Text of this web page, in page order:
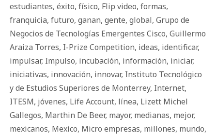
estudiantes, éxito, físico, Flip video, formas,
franquicia, futuro, ganan, gente, global, Grupo de
Negocios de Tecnologías Emergentes Cisco, Guillermo
Araiza Torres, I-Prize Competition, ideas, identificar,
impulsar, Impulso, incubación, información, iniciar,
iniciativas, innovación, innovar, Instituto Tecnológico
y de Estudios Superiores de Monterrey, Internet,
ITESM, jóvenes, Life Account, línea, Lizett Michel
Gallegos, Marthin De Beer, mayor, medianas, mejor,
mexicanos, Mexico, Micro empresas, millones, mundo,